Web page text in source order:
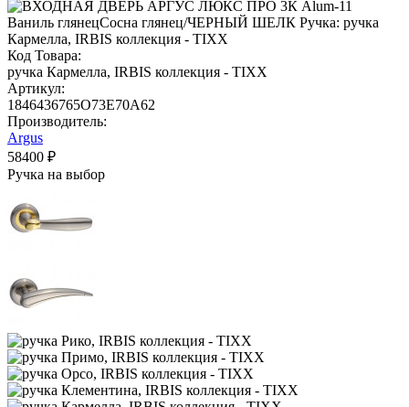
Код Товара:
ручка Кармелла, IRBIS коллекция - TIXX
Артикул:
1846436765O73E70A62
Производитель:
Argus
58400 ₽
Ручка на выбор